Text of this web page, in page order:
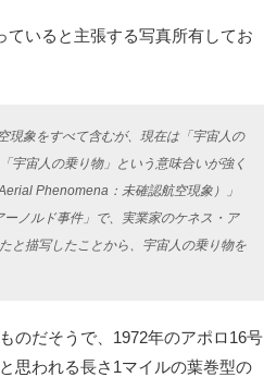
ていると主張する写真所有してお
現象をすべて含むが、現在は「宇宙人の
宇宙人の乗り物」という意味合いが強く
Phenomena：未確認航空現象）」
ノルド事件」で、実業家のケネス・ア
と描写したことから、宇宙人の乗り物を
のだそうで、1972年のアポロ16号
思われる長さ1マイルの葉巻型の